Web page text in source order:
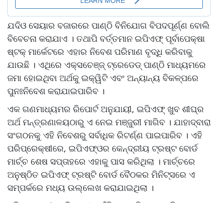
ଯଦିଓ ସେୟାର ବଜାରରେ ପାଣ୍ଠି ବିନିଯୋଗ ବିପଦପୂର୍ଣ୍ଣ ବୋଲି
ବିବେଚନା କରାଯାଏ । ତଥାପି ବର୍ତ୍ତମାନ ଇପିଏଫ୍ ପୂର୍ବାପେକ୍ଷା
ଷ୍ଟକ୍ ମାର୍କେଟରେ ଏହାର ନିବେଶ ପରିମାଣ ବୃଦ୍ଧି କରିବାକୁ
ଯାଉଛି । ଏଥିରେ ଏକ୍ସଚେଞ୍ଜ୍ ଟ୍ରେଡେଡ୍ ପାଣ୍ଠି ମାଧ୍ୟମରେ
ଜମା ହୋଇଥିବା ଅର୍ଥକୁ ଇକ୍ୱିଟି ଏବଂ ଅନ୍ୟାନ୍ୟ ବିକଳ୍ପରେ
ପୁନଃନିବେଶ କରାଯାଇପାରିବ ।
ଏକ ଗଣମାଧ୍ୟମର ରିପୋର୍ଟ ଅନୁଯାୟୀ, ଇପିଏଫ୍ ଖୁବ ଶୀଘ୍ର
ଅର୍ଥ ମନ୍ତ୍ରଣାଳୟଠାରୁ ଏ ନେଇ ମଞ୍ଜୁରୀ ମାଗିବ । ଯାହାଦ୍ବାରା
ସଂଗଠନକୁ ଏହି ନିବେଶରୁ ସର୍ବାଧିକ ରିଟର୍ଣ୍ଣ ପାଇପାରିବ । ଏହି
ପରିପ୍ରେକ୍ଷୀରେ, ଇପିଏଫ୍ଓର କେନ୍ଦ୍ରୀୟ ଟ୍ରଷ୍ଟ ବୋର୍ଡ
ମାର୍ଚ୍ଚ ଶେଷ ସପ୍ତାହରେ ଏହାକୁ ପାସ କରିଥିଲା । ମାର୍ଚ୍ଚରେ
ଅନୁଷ୍ଠିତ ଇପିଏଫ୍ ଟ୍ରଷ୍ଟି ବୋର୍ଡ ବୈଠକର ମିନିଟ୍‌ସରେ ଏ
ସମ୍ପର୍କରେ ମଧ୍ୟ ଉଲ୍ଲେଖ କରାଯାଇଥିଲା ।